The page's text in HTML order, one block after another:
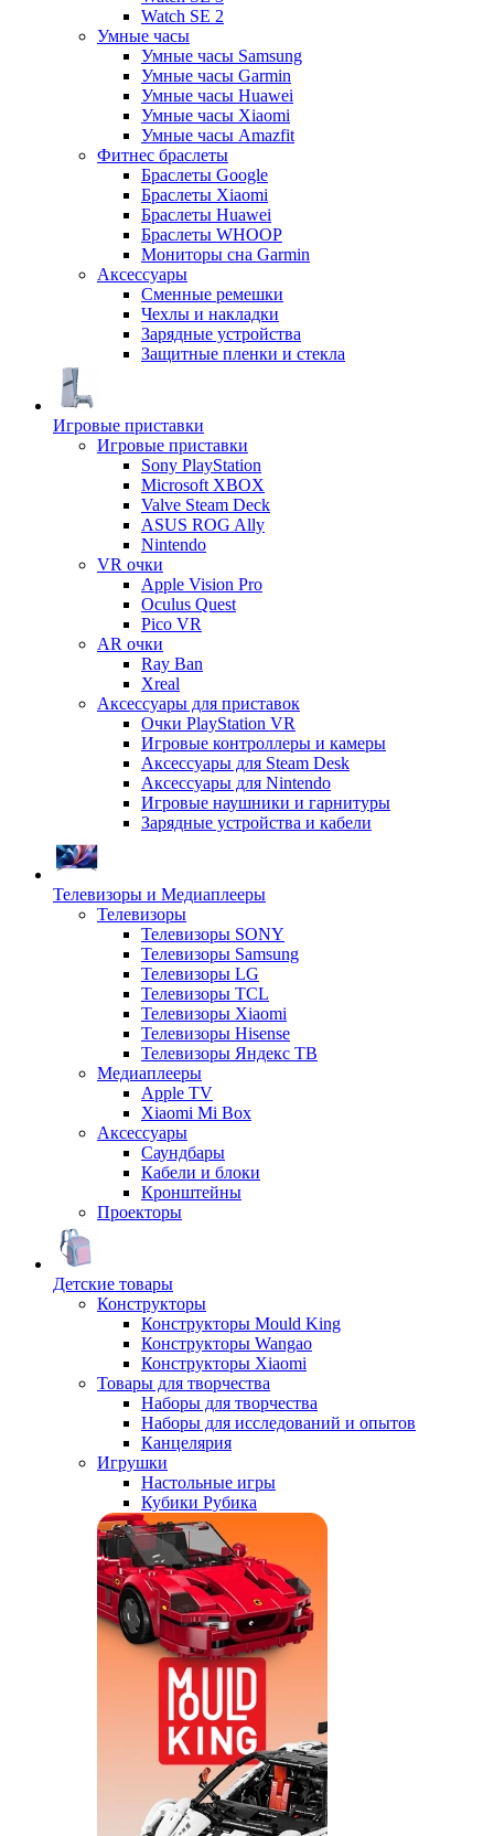
Watch SE 2
Умные часы
Умные часы Samsung
Умные часы Garmin
Умные часы Huawei
Умные часы Xiaomi
Умные часы Amazfit
Фитнес браслеты
Браслеты Google
Браслеты Xiaomi
Браслеты Huawei
Браслеты WHOOP
Мониторы сна Garmin
Аксессуары
Сменные ремешки
Чехлы и накладки
Зарядные устройства
Защитные пленки и стекла
Игровые приставки
Игровые приставки
Sony PlayStation
Microsoft XBOX
Valve Steam Deck
ASUS ROG Ally
Nintendo
VR очки
Apple Vision Pro
Oculus Quest
Pico VR
AR очки
Ray Ban
Xreal
Аксессуары для приставок
Очки PlayStation VR
Игровые контроллеры и камеры
Аксессуары для Steam Desk
Аксессуары для Nintendo
Игровые наушники и гарнитуры
Зарядные устройства и кабели
Телевизоры и Медиаплееры
Телевизоры
Телевизоры SONY
Телевизоры Samsung
Телевизоры LG
Телевизоры TCL
Телевизоры Xiaomi
Телевизоры Hisense
Телевизоры Яндекс ТВ
Медиаплееры
Apple TV
Xiaomi Mi Box
Аксессуары
Саундбары
Кабели и блоки
Кронштейны
Проекторы
Детские товары
Конструкторы
Конструкторы Mould King
Конструкторы Wangao
Конструкторы Xiaomi
Товары для творчества
Наборы для творчества
Наборы для исследований и опытов
Канцелярия
Игрушки
Настольные игры
Кубики Рубика